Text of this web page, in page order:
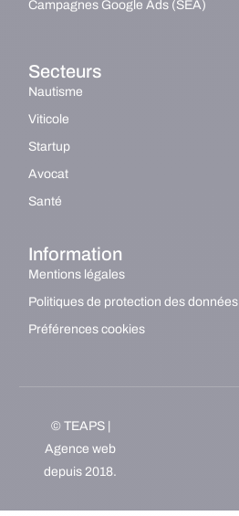
Campagnes Google Ads (SEA)
Secteurs
Nautisme
Viticole
Startup
Avocat
Santé
Information
Mentions légales
Politiques de protection des données
Préférences cookies
© TEAPS |
Agence web
depuis 2018.